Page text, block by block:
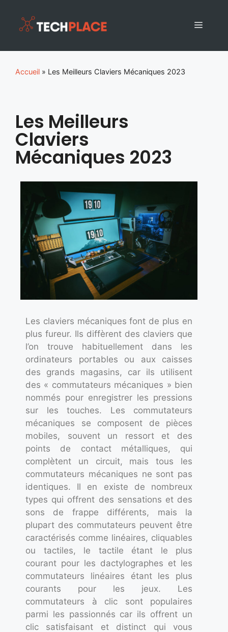
Accueil » Les Meilleurs Claviers Mécaniques 2023
Les Meilleurs
Claviers
Mécaniques 2023
Les claviers mécaniques font de plus en
plus fureur. Ils diffèrent des claviers que
l’on trouve habituellement dans les
ordinateurs portables ou aux caisses
des grands magasins, car ils utilisent
des « commutateurs mécaniques » bien
nommés pour enregistrer les pressions
sur les touches. Les commutateurs
mécaniques se composent de pièces
mobiles, souvent un ressort et des
points de contact métalliques, qui
complètent un circuit, mais tous les
commutateurs mécaniques ne sont pas
identiques. Il en existe de nombreux
types qui offrent des sensations et des
sons de frappe différents, mais la
plupart des commutateurs peuvent être
caractérisés comme linéaires, cliquables
ou tactiles, le tactile étant le plus
courant pour les dactylographes et les
commutateurs linéaires étant les plus
courants pour les jeux. Les
commutateurs à clic sont populaires
parmi les passionnés car ils offrent un
clic satisfaisant et distinct qui vous